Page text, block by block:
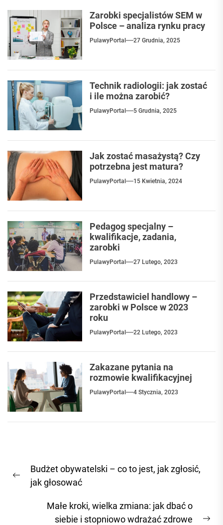
Zarobki specjalistów SEM w
Polsce – analiza rynku pracy
PulawyPortal 27 Grudnia, 2025
Technik radiologii: jak zostać
i ile można zarobić?
PulawyPortal 5 Grudnia, 2025
Jak zostać masażystą? Czy
potrzebna jest matura?
PulawyPortal 15 Kwietnia, 2024
Pedagog specjalny –
kwalifikacje, zadania,
zarobki
PulawyPortal 27 Lutego, 2023
Przedstawiciel handlowy –
zarobki w Polsce w 2023
roku
PulawyPortal 22 Lutego, 2023
Zakazane pytania na
rozmowie kwalifikacyjnej
PulawyPortal 4 Stycznia, 2023
wpisu
Previous
Budżet obywatelski – co to jest, jak zgłosić,
jak głosować
Małe kroki, wielka zmiana: jak dbać o
siebie i stopniowo wdrażać zdrowe